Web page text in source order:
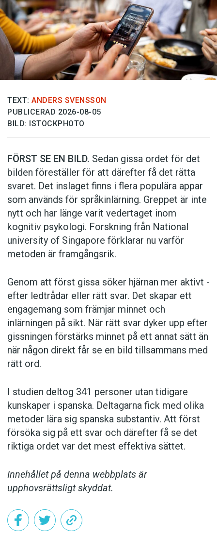
TEXT: ANDERS SVENSSON
PUBLICERAD 2026-08-05
BILD: ISTOCKPHOTO
FÖRST SE EN BILD. Sedan gissa ordet för det
bilden föreställer för att därefter få det rätta
svaret. Det inslaget finns i flera populära appar
som används för språkinlärning. Greppet är inte
nytt och har länge varit vedertaget inom
kognitiv psykologi. Forskning från National
university of Singa­pore förklarar nu varför
metoden är framgångsrik.
Genom att först gissa ­söker hjärnan mer aktivt ­
efter ledtrådar eller rätt svar. Det skapar ett
engagemang som främjar minnet och
inlärningen på sikt. När rätt svar dyker upp efter
gissningen förstärks minnet på ett annat sätt än
när någon direkt får se en bild tillsammans med
rätt ord.
I studien deltog 341 personer utan tidigare
kunskaper i spanska. Deltagarna fick med olika
metoder lära sig spanska substantiv. Att först
försöka sig på ett svar och därefter få se det
riktiga ordet var det mest effektiva sättet.
Innehållet på denna webbplats är
upphovsrättsligt skyddat.